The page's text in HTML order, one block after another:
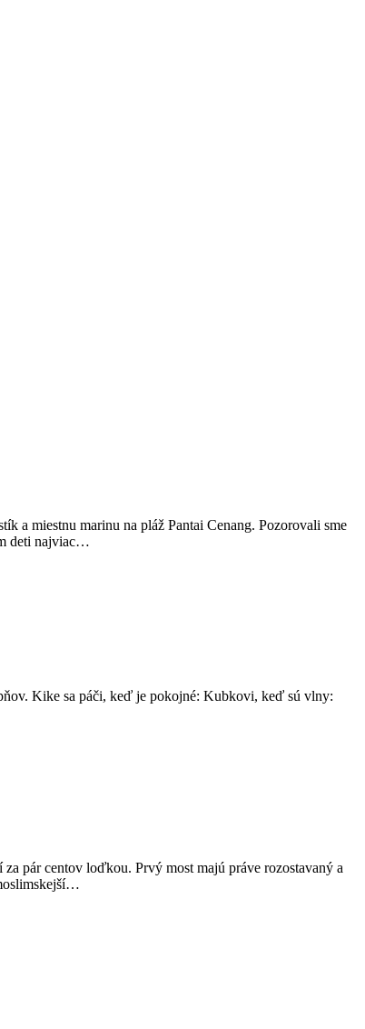
a miestnu marinu na pláž Pantai Cenang. Pozorovali sme
deti najviac…
Kike sa páči, keď je pokojné: Kubkovi, keď sú vlny:
pár centov loďkou. Prvý most majú práve rozostavaný a